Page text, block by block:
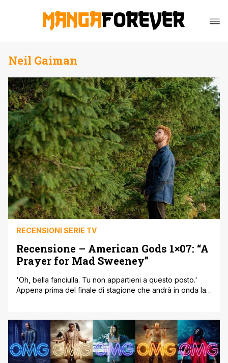
Neil Gaiman
RECENSIONI SERIE TV
Recensione – American Gods 1×07: “A
Prayer for Mad Sweeney”
'Oh, bella fanciulla. Tu non appartieni a questo posto.'
Appena prima del finale di stagione che andrà in onda la
in America di Mad Sweeney. La serie era iniziata
focalizzandosi molto sul viaggio di Shadow e Mr.
Wednesday, ma col passare delle [']